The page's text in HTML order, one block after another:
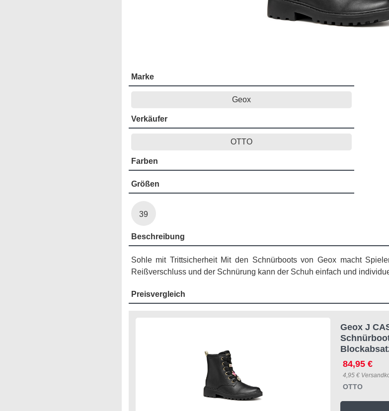
Marke
Geox
Verkäufer
OTTO
Farben
Größen
39
Beschreibung
Sohle mit Trittsicherheit Mit den Schnürboots von Geox macht
Reißverschluss und der Schnürung kann der Schuh einfach und
Preisvergleich
Geox J
84,95 €
4,95 €
OTTO